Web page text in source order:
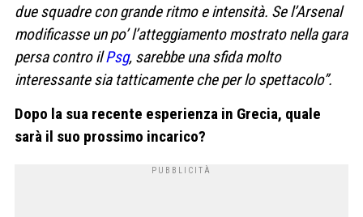
due squadre con grande ritmo e intensità. Se l’Arsenal
modificasse un po’ l’atteggiamento mostrato nella gara
persa contro ilPsg, sarebbe una sfida molto
interessante sia tatticamente che per lo spettacolo”.
Dopo la sua recente esperienza in Grecia, quale
sarà il suo prossimo incarico?